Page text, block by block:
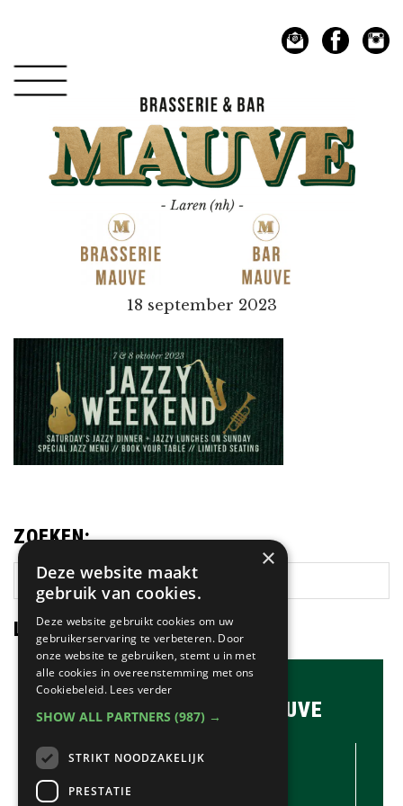
hoofdnavigatie
hoofd
inhoud
Mauve
18 september 2023
ZOEKEN:
Zoek
op
deze
website
LAATSTE NIEUWS:
BRASSERIE & BAR MAUVE
CONTACTGEGEVENS //
×
Deze website maakt
gebruik van cookies.
Deze website gebruikt cookies om uw
gebruikerservaring te verbeteren. Door
onze website te gebruiken, stemt u in met
alle cookies in overeenstemming met ons
Cookiebeleid. Lees verder
SHOW ALL PARTNERS (987) →
STRIKT NOODZAKELIJK
PRESTATIE